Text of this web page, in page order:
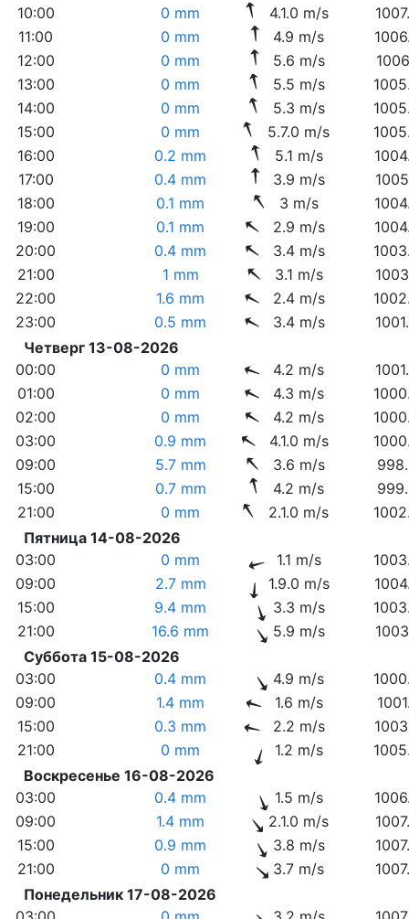
10:00
0 mm 4.1.0 m/s
11:00
0 mm 4.9 m/s
12:00
0 mm 5.6 m/s
13:00
0 mm 5.5 m/s
14:00
0 mm 5.3 m/s
15:00
0 mm 5.7.0 m/s
16:00
0.2 mm 5.1 m/s
17:00
0.4 mm 3.9 m/s
18:00
0.1 mm 3 m/s
19:00
0.1 mm 2.9 m/s
20:00
0.4 mm 3.4 m/s
21:00
1 mm 3.1 m/s
22:00
1.6 mm 2.4 m/s
23:00
0.5 mm 3.4 m/s
Четверг 13-08-2026
00:00
0 mm 4.2 m/s
01:00
0 mm 4.3 m/s
02:00
0 mm 4.2 m/s
03:00
0.9 mm 4.1.0 m/s
09:00
5.7 mm 3.6 m/s
15:00
0.7 mm 4.2 m/s
21:00
0 mm 2.1.0 m/s
Пятница 14-08-2026
03:00
0 mm 1.1 m/s
09:00
2.7 mm 1.9.0 m/s
15:00
9.4 mm 3.3 m/s
21:00
16.6 mm 5.9 m/s
Суббота 15-08-2026
03:00
0.4 mm 4.9 m/s
09:00
1.4 mm 1.6 m/s
15:00
0.3 mm 2.2 m/s
21:00
0 mm 1.2 m/s
Воскресенье 16-08-2026
03:00
0.4 mm 1.5 m/s
09:00
1.4 mm 2.1.0 m/s
15:00
0.9 mm 3.8 m/s
21:00
0 mm 3.7 m/s
Понедельник 17-08-2026